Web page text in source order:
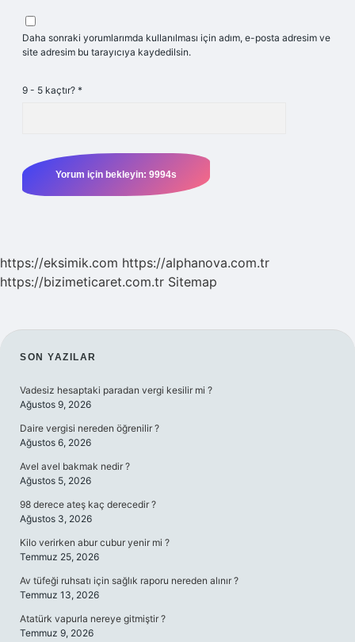
Daha sonraki yorumlarımda kullanılması için adım, e-posta adresim ve
site adresim bu tarayıcıya kaydedilsin.
9 - 5 kaçtır? *
https://eksimik.com https://alphanova.com.tr
https://bizimeticaret.com.tr Sitemap
SIDEBAR
SON YAZILAR
Vadesiz hesaptaki paradan vergi kesilir mi ?
Ağustos 9, 2026
Daire vergisi nereden öğrenilir ?
Ağustos 6, 2026
Avel avel bakmak nedir ?
Ağustos 5, 2026
98 derece ateş kaç derecedir ?
Ağustos 3, 2026
Kilo verirken abur cubur yenir mi ?
Temmuz 25, 2026
Av tüfeği ruhsatı için sağlık raporu nereden alınır ?
Temmuz 13, 2026
Atatürk vapurla nereye gitmiştir ?
Temmuz 9, 2026